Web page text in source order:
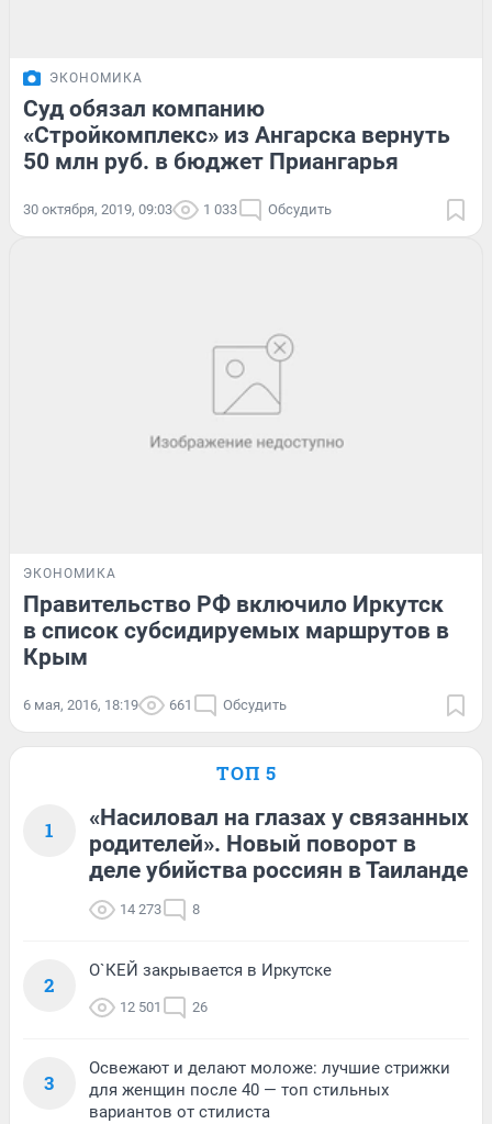
ЭКОНОМИКА
Суд обязал компанию
«Стройкомплекс» из Ангарска вернуть
50 млн руб. в бюджет Приангарья
30 октября, 2019, 09:03 1 033 Обсудить
ЭКОНОМИКА
Правительство РФ включило Иркутск
в список субсидируемых маршрутов в
Крым
6 мая, 2016, 18:19 661 Обсудить
ТОП 5
1
«Насиловал на глазах у связанных
родителей». Новый поворот в
деле убийства россиян в Таиланде
14 273 8
2
О`КЕЙ закрывается в Иркутске
12 501 26
3
Освежают и делают моложе: лучшие стрижки
для женщин после 40 — топ стильных
вариантов от стилиста